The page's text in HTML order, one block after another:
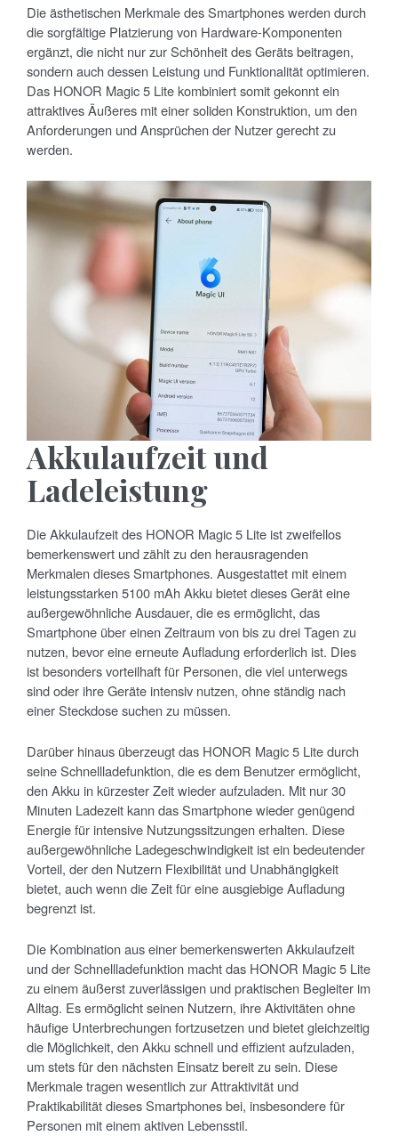
Die ästhetischen Merkmale des Smartphones werden durch
die sorgfältige Platzierung von Hardware-Komponenten
ergänzt, die nicht nur zur Schönheit des Geräts beitragen,
sondern auch dessen Leistung und Funktionalität optimieren.
Das HONOR Magic 5 Lite kombiniert somit gekonnt ein
attraktives Äußeres mit einer soliden Konstruktion, um den
Anforderungen und Ansprüchen der Nutzer gerecht zu
werden.
Akkulaufzeit und
Ladeleistung
Die Akkulaufzeit des HONOR Magic 5 Lite ist zweifellos
bemerkenswert und zählt zu den herausragenden
Merkmalen dieses Smartphones. Ausgestattet mit einem
leistungsstarken 5100 mAh Akku bietet dieses Gerät eine
außergewöhnliche Ausdauer, die es ermöglicht, das
Smartphone über einen Zeitraum von bis zu drei Tagen zu
nutzen, bevor eine erneute Aufladung erforderlich ist. Dies
ist besonders vorteilhaft für Personen, die viel unterwegs
sind oder ihre Geräte intensiv nutzen, ohne ständig nach
einer Steckdose suchen zu müssen.
Darüber hinaus überzeugt das HONOR Magic 5 Lite durch
seine Schnellladefunktion, die es dem Benutzer ermöglicht,
den Akku in kürzester Zeit wieder aufzuladen. Mit nur 30
Minuten Ladezeit kann das Smartphone wieder genügend
Energie für intensive Nutzungssitzungen erhalten. Diese
außergewöhnliche Ladegeschwindigkeit ist ein bedeutender
Vorteil, der den Nutzern Flexibilität und Unabhängigkeit
bietet, auch wenn die Zeit für eine ausgiebige Aufladung
begrenzt ist.
Die Kombination aus einer bemerkenswerten Akkulaufzeit
und der Schnellladefunktion macht das HONOR Magic 5 Lite
zu einem äußerst zuverlässigen und praktischen Begleiter im
Alltag. Es ermöglicht seinen Nutzern, ihre Aktivitäten ohne
häufige Unterbrechungen fortzusetzen und bietet gleichzeitig
die Möglichkeit, den Akku schnell und effizient aufzuladen,
um stets für den nächsten Einsatz bereit zu sein. Diese
Merkmale tragen wesentlich zur Attraktivität und
Praktikabilität dieses Smartphones bei, insbesondere für
Personen mit einem aktiven Lebensstil.